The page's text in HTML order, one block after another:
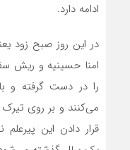
ادامه دارد.
را در دست گرفته و
می‌کنند و بر روی تیرک
قرار دادن این